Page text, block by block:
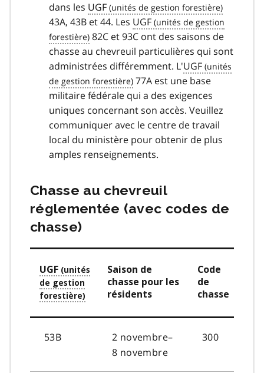
dans les UGF
43A, 43B et 44. Les UGF
82C et 93C ont des saisons de
chasse au chevreuil particulières qui sont
administrées différemment. L'UGF
77A est une base
militaire fédérale qui a des exigences
uniques concernant son accès. Veuillez
communiquer avec le centre de travail
local du ministère pour obtenir de plus
amples renseignements.
Chasse au chevreuil
réglementée (avec codes de
chasse)
UGF
Saison de
chasse pour les
résidents
Code
de
chasse
53B
2 novembre–
8 novembre
300